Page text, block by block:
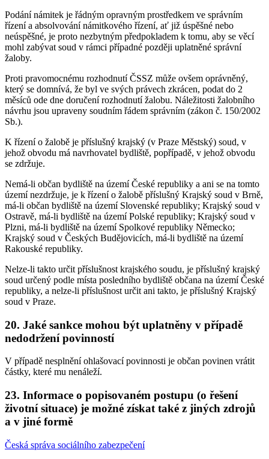
Podání námitek je řádným opravným prostředkem ve správním
řízení a absolvování námitkového řízení, ať již úspěšné nebo
neúspěšné, je proto nezbytným předpokladem k tomu, aby se věcí
mohl zabývat soud v rámci případné později uplatněné správní
žaloby.
Proti pravomocnému rozhodnutí ČSSZ může ovšem oprávněný,
který se domnívá, že byl ve svých právech zkrácen, podat do 2
měsíců ode dne doručení rozhodnutí žalobu. Náležitosti žalobního
návrhu jsou upraveny soudním řádem správním (zákon č. 150/2002
Sb.).
K řízení o žalobě je příslušný krajský (v Praze Městský) soud, v
jehož obvodu má navrhovatel bydliště, popřípadě, v jehož obvodu
se zdržuje.
Nemá-li občan bydliště na území České republiky a ani se na tomto
území nezdržuje, je k řízení o žalobě příslušný Krajský soud v Brně,
má-li občan bydliště na území Slovenské republiky; Krajský soud v
Ostravě, má-li bydliště na území Polské republiky; Krajský soud v
Plzni, má-li bydliště na území Spolkové republiky Německo;
Krajský soud v Českých Budějovicích, má-li bydliště na území
Rakouské republiky.
Nelze-li takto určit příslušnost krajského soudu, je příslušný krajský
soud určený podle místa posledního bydliště občana na území České
republiky, a nelze-li příslušnost určit ani takto, je příslušný Krajský
soud v Praze.
20. Jaké sankce mohou být uplatněny v případě
nedodržení povinností
V případě nesplnění ohlašovací povinnosti je občan povinen vrátit
částky, které mu nenáleží.
23. Informace o popisovaném postupu (o řešení
životní situace) je možné získat také z jiných zdrojů
a v jiné formě
Česká správa sociálního zabezpečení